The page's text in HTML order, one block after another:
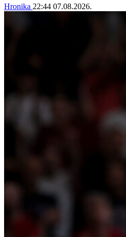
Hronika 22:44 07.08.2026.